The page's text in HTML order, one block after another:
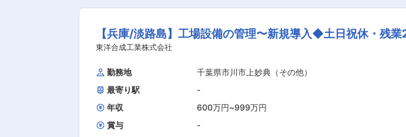
【兵庫/淡路島】工場設備の管理〜新規導入◆土日祝休・残
東洋合成工業株式会社
勤務地
千葉県市川市上妙典（その他）
最寄り駅
-
年収
600万円~999万円
賞与
-